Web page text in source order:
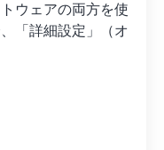
ウェアの両方を使
「詳細設定」（オ